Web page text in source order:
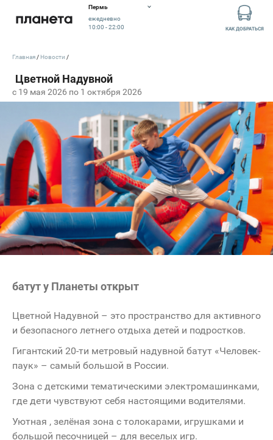
Пермь
ежедневно
10:00 - 22:00
КАК ДОБРАТЬСЯ
c 19 мая 2026 по 1 октября 2026
Главная Новости
батут у Планеты открыт
Цветной Надувной – это пространство для активного
и безопасного летнего отдыха детей и подростков.
Гигантский 20-ти метровый надувной батут «Человек-
паук» – самый большой в России.
Зона с детскими тематическими электромашинками,
где дети чувствуют себя настоящими водителями.
Уютная , зелёная зона с толокарами, игрушками и
большой песочницей – для веселых игр.